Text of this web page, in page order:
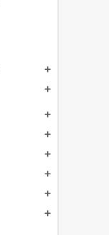
add
add
add
add
add
add
add
add